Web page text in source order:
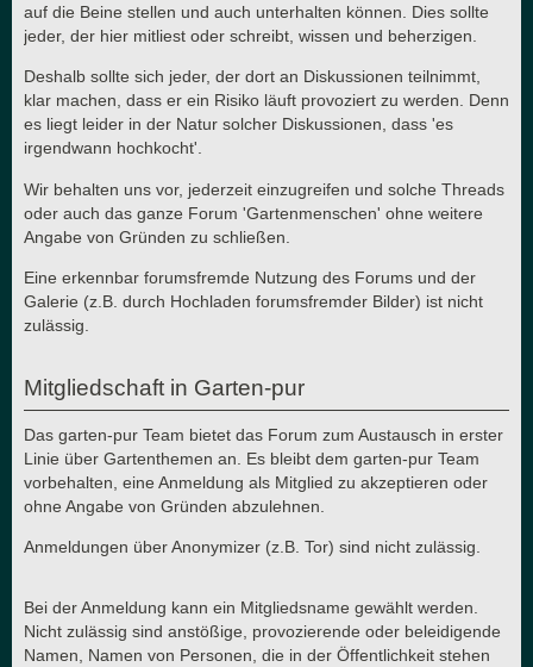
auf die Beine stellen und auch unterhalten können. Dies sollte
jeder, der hier mitliest oder schreibt, wissen und beherzigen.
Deshalb sollte sich jeder, der dort an Diskussionen teilnimmt,
klar machen, dass er ein Risiko läuft provoziert zu werden. Denn
es liegt leider in der Natur solcher Diskussionen, dass 'es
irgendwann hochkocht'.
Wir behalten uns vor, jederzeit einzugreifen und solche Threads
oder auch das ganze Forum 'Gartenmenschen' ohne weitere
Angabe von Gründen zu schließen.
Eine erkennbar forumsfremde Nutzung des Forums und der
Galerie (z.B. durch Hochladen forumsfremder Bilder) ist nicht
zulässig.
Mitgliedschaft in Garten-pur
Das garten-pur Team bietet das Forum zum Austausch in erster
Linie über Gartenthemen an. Es bleibt dem garten-pur Team
vorbehalten, eine Anmeldung als Mitglied zu akzeptieren oder
ohne Angabe von Gründen abzulehnen.
Anmeldungen über Anonymizer (z.B. Tor) sind nicht zulässig.
Bei der Anmeldung kann ein Mitgliedsname gewählt werden.
Nicht zulässig sind anstößige, provozierende oder beleidigende
Namen, Namen von Personen, die in der Öffentlichkeit stehen